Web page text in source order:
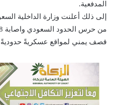
المدفعية.
قصف يمني لمواقع عسكريةً حدوديةً